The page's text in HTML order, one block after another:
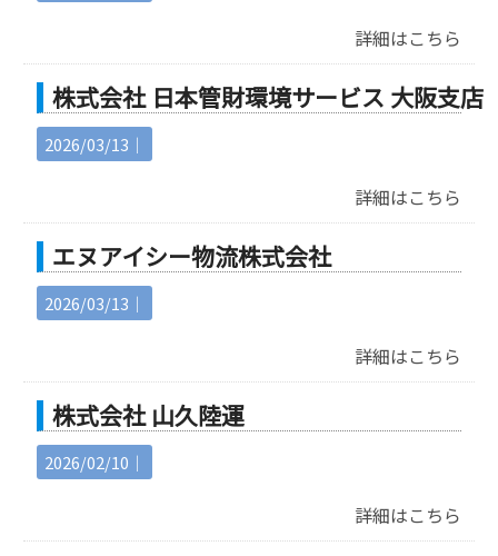
詳細はこちら
株式会社 日本管財環境サービス 大阪支店
2026/03/13｜
詳細はこちら
エヌアイシー物流株式会社
2026/03/13｜
詳細はこちら
株式会社 山久陸運
2026/02/10｜
詳細はこちら